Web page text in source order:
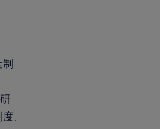
制
、